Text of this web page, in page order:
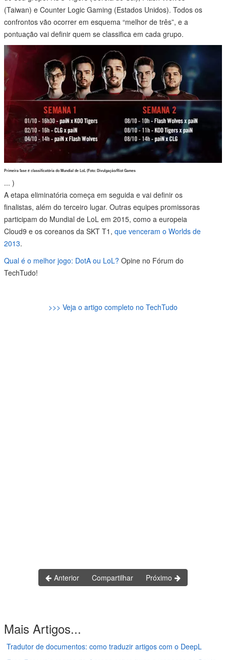
(Taiwan) e Counter Logic Gaming (Estados Unidos). Todos os
confrontos vão ocorrer em esquema “melhor de três”, e a
pontuação vai definir quem se classifica em cada grupo.
Primeira fase é classificatória do Mundial de LoL (Foto: Divulgação/Riot Games
... )
A etapa eliminatória começa em seguida e vai definir os
finalistas, além do terceiro lugar. Outras equipes promissoras
participam do Mundial de LoL em 2015, como a europeia
Cloud9 e os coreanos da SKT T1, que venceram o Worlds de
2013.
Qual é o melhor jogo: DotA ou LoL? Opine no Fórum do
TechTudo!
>>> Veja o artigo completo no TechTudo
Anterior Compartilhar Próximo
Mais Artigos...
Tradutor de documentos: como traduzir artigos com o DeepL